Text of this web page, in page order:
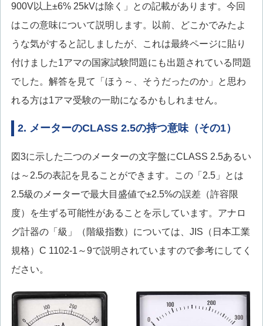
900V以上±6% 25kVは除く」との記載があります。今回
はこの意味について説明します。以前、どこかでみたよ
うな気がすると記しましたが、これは最終ページに貼り
付けました1アマの国家試験問題にも出題されている問題
でした。解答を見て「ほう～、そうだったのか」と思わ
れる方は1アマ受験の一助になるかもしれません。
2. メーターのCLASS 2.5の持つ意味（その1）
図3に示した二つのメーターの文字盤にCLASS 2.5あるい
は～2.5の表記を見ることができます。この「2.5」とは
2.5級のメーターで最大目盛値で±2.5%の誤差（許容限
度）を生ずる可能性があることを示しています。アナロ
グ計器の「級」（階級指数）については、JIS（日本工業
規格）C 1102-1～9で説明されていますので参考にしてく
ださい。